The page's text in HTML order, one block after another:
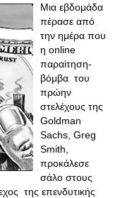
Μια εβδομάδα
πέρασε από
την ημέρα που
η online
παραίτηση-
βόμβα του
πρώην
στελέχους της
Goldman
Sachs, Greg
Smith,
προκάλεσε
σάλο στους
της επενδυτικής